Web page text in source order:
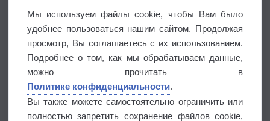
Мы используем файлы cookie, чтобы Вам было
удобнее пользоваться нашим сайтом. Продолжая
просмотр, Вы соглашаетесь с их использованием.
Подробнее о том, как мы обрабатываем данные,
можно прочитать в
Политике конфиденциальности.
Вы также можете самостоятельно ограничить или
полностью запретить сохранение файлов cookie,